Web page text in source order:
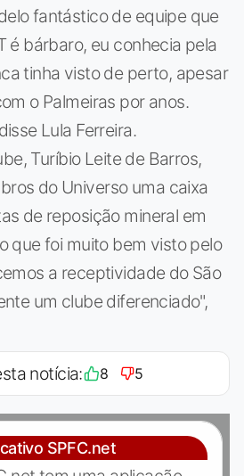
fantástico de equipe que
é bárbaro, eu conhecia pela
tinha visto de perto, apesar
o Palmeiras por anos.
Lula Ferreira.
Turíbio Leite de Barros,
do Universo uma caixa
de reposição mineral em
que foi muito bem visto pelo
a receptividade do São
um clube diferenciado",
notícia: 8 5
SPFC.net